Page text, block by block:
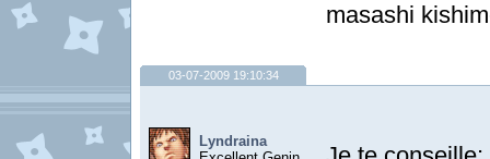
masashi
03-07-2009 19:10:34
Lyndraina